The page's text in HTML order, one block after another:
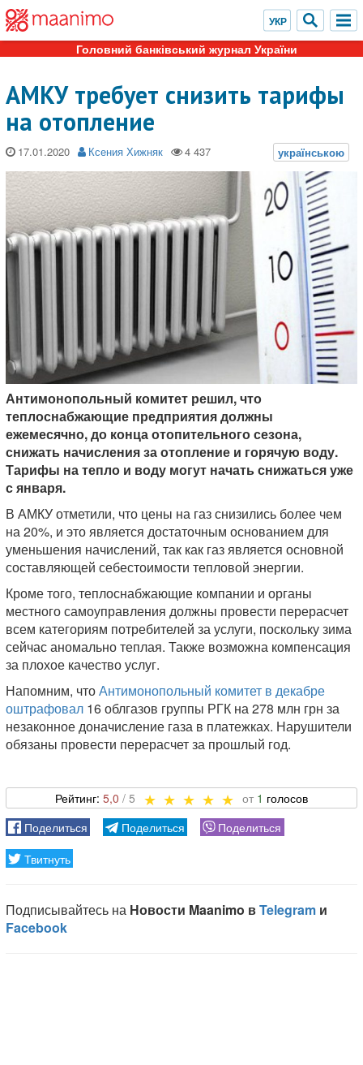
Головний банківський журнал України
АМКУ требует снизить тарифы
на отопление
17.01.2020 Ксения Хижняк
Антимонопольный комитет решил, что
теплоснабжающие предприятия должны
ежемесячно, до конца отопительного сезона,
снижать начисления за отопление и горячую воду.
Тарифы на тепло и воду могут начать снижаться уже
с января.
В АМКУ отметили, что цены на газ снизились более чем
на 20%, и это является достаточным основанием для
уменьшения начислений, так как газ является основной
составляющей себестоимости тепловой энергии.
Кроме того, теплоснабжающие компании и органы
местного самоуправления должны провести перерасчет
всем категориям потребителей за услуги, поскольку зима
сейчас аномально теплая. Также возможна компенсация
за плохое качество услуг.
Напомним, чтоАнтимонопольный комитет в декабре
оштрафовал 16 облгазов группы РГК на 278 млн грн за
незаконное доначисление газа в платежках. Нарушители
обязаны провести перерасчет за прошлый год.
5,0 1